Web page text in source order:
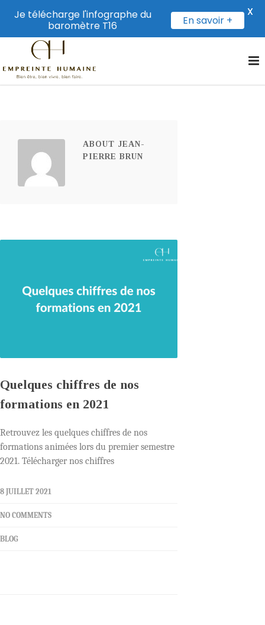
ABOUT JEAN-
PIERRE BRUN
Quelques chiffres de nos
formations en 2021
Retrouvez les quelques chiffres de nos
formations animées lors du premier semestre
2021. Télécharger nos chiffres
8 JUILLET 2021
NO COMMENTS
BLOG
Je télécharge l'infographe du
baromètre T16
En savoir +
X